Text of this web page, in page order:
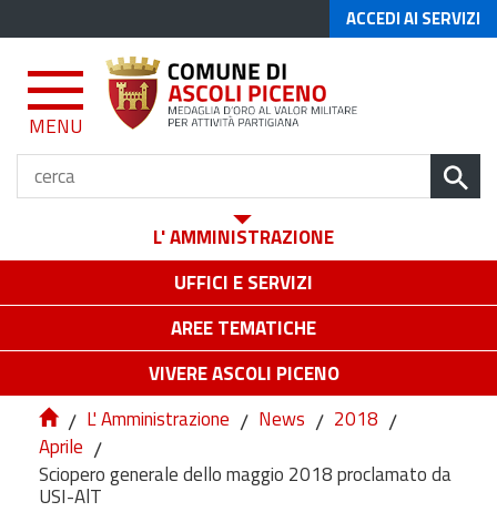
ACCEDI AI SERVIZI
MENU
L' AMMINISTRAZIONE
UFFICI E SERVIZI
AREE TEMATICHE
VIVERE ASCOLI PICENO
/ L' Amministrazione / News / 2018 /
Aprile /
Sciopero generale dello maggio 2018 proclamato da
USI-AlT